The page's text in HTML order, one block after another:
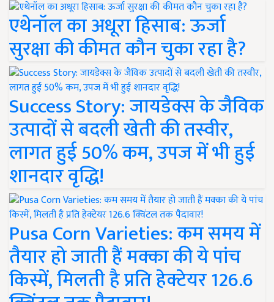
एथेनॉल का अधूरा हिसाब: ऊर्जा
सुरक्षा की कीमत कौन चुका रहा है?
Success Story: जायडेक्स के जैविक
उत्पादों से बदली खेती की तस्वीर,
लागत हुई 50% कम, उपज में भी हुई
शानदार वृद्धि!
Pusa Corn Varieties: कम समय में
तैयार हो जाती हैं मक्का की ये पांच
किस्में, मिलती है प्रति हेक्टेयर 126.6